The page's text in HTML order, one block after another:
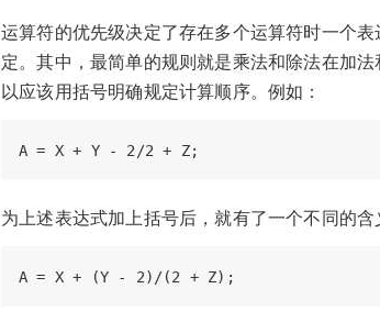
运算符的优先级决定了存在多个运算符时一个
定。其中，最简单的规则就是乘法和除法在加
以应该用括号明确规定计算顺序。例如：
为上述表达式加上括号后，就有了一个不同的含